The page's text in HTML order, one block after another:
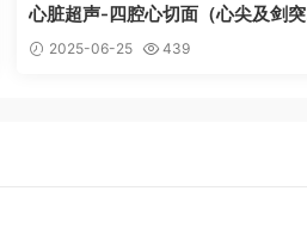
心脏超声-四腔心切面（心尖及剑突
下四腔心）3D心脏解剖
2025-06-25 439